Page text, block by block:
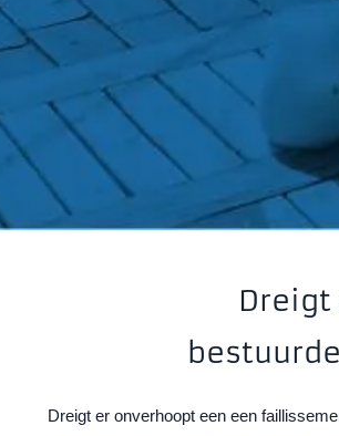
Dreigt
Dreigt er onverhoopt een een